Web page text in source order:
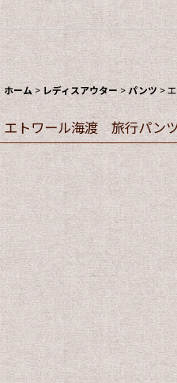
ホーム > レディスアウター > パンツ>
エトワール海渡 旅行パン